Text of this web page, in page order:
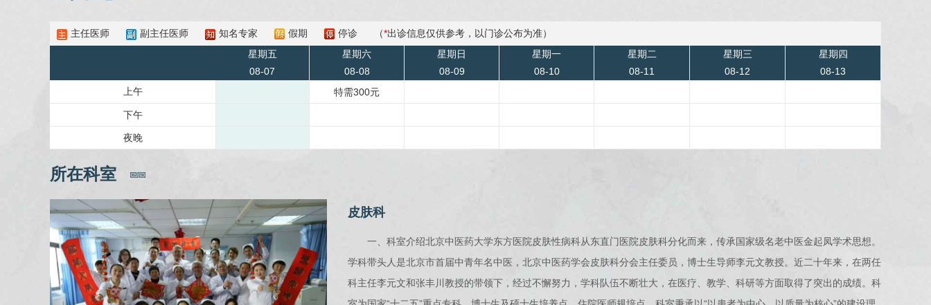
主任医师 副主任医师 知名专家 假期 停诊 （*出诊信息仅供参考，以门诊公布为准）
星期五
08-07
星期六
08-08
星期日
08-09
星期一
08-10
星期二
08-11
星期三
08-12
星期四
08-13
上午
特需300元
下午
夜晚
所在科室
皮肤科
一、科室介绍北京中医药大学东方医院皮肤性病科从东直门医院皮肤科分化而来，传承国家级名老中医金起凤学术思想。
学科带头人是北京市首届中青年名中医，北京中医药学会皮肤科分会主任委员，博士生导师李元文教授。近二十年来，在两任
科主任李元文和张丰川教授的带领下，经过不懈努力，学科队伍不断壮大，在医疗、教学、科研等方面取得了突出的成绩。科